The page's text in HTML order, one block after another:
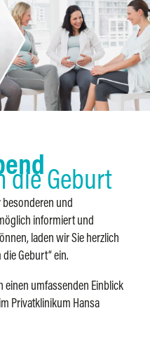
die Geburt
besonderen und
informiert und
laden wir Sie herzlich
Geburt“ ein.
einen umfassenden Einblick
Privatklinikum Hansa